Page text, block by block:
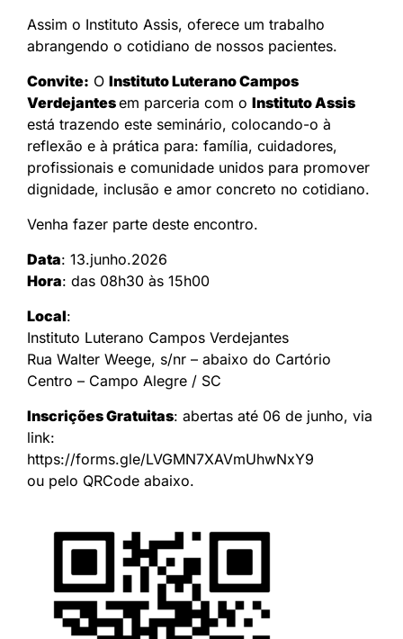
Assim o Instituto Assis, oferece um trabalho
abrangendo o cotidiano de nossos pacientes.
Convite: O Instituto Luterano Campos
Verdejantesem parceria com o Instituto Assis
está trazendo este seminário, colocando-o à
reflexão e à prática para: família, cuidadores,
profissionais e comunidade unidos para promover
dignidade, inclusão e amor concreto no cotidiano.
Venha fazer parte deste encontro.
Data: 13.junho.2026
Hora: das 08h30 às 15h00
Local:
Instituto Luterano Campos Verdejantes
Rua Walter Weege, s/nr – abaixo do Cartório
Centro – Campo Alegre / SC
Inscrições Gratuitas: abertas até 06 de junho, via
link:
https://forms.gle/LVGMN7XAVmUhwNxY9
ou pelo QRCode abaixo.